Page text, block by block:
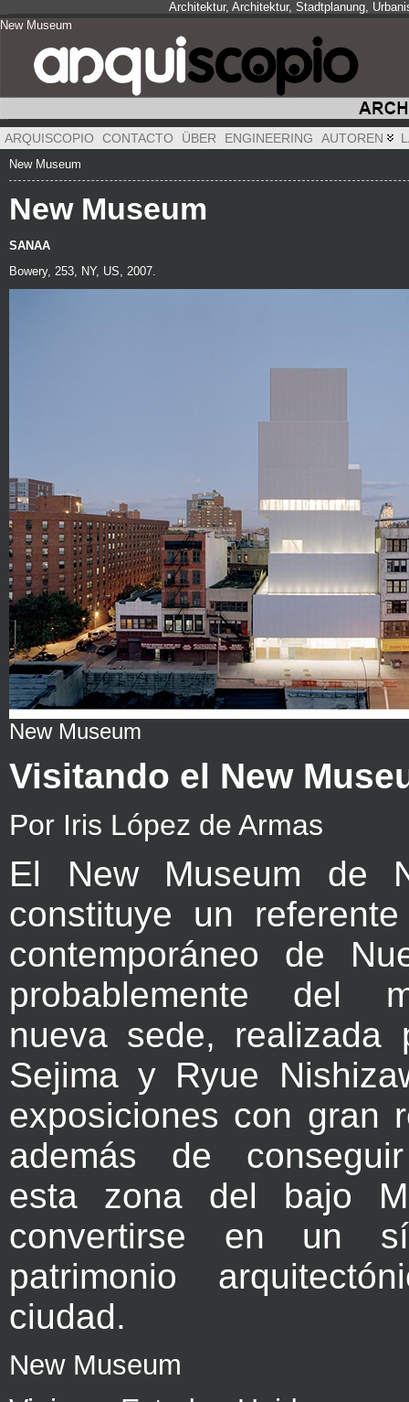
Architektur, Architektur, Stadtplanung,
New Museum
ARQUISCOPIO CONTACTO ÜBER ENGINEERING AUTOREN
New Museum
New Museum
SANAA
Bowery, 253, NY, US, 2007.
New Museum
Visitando el New
Por Iris López de Armas
El New Museum de
constituye un
contemporáneo de
probablemente del
nueva sede, realizada
Sejima y Ryue
exposiciones con gran
además de
esta zona del bajo
convertirse en un
patrimonio
ciudad.
New Museum